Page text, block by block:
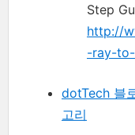
Step
http://
-ray-
dotTech 블
고리